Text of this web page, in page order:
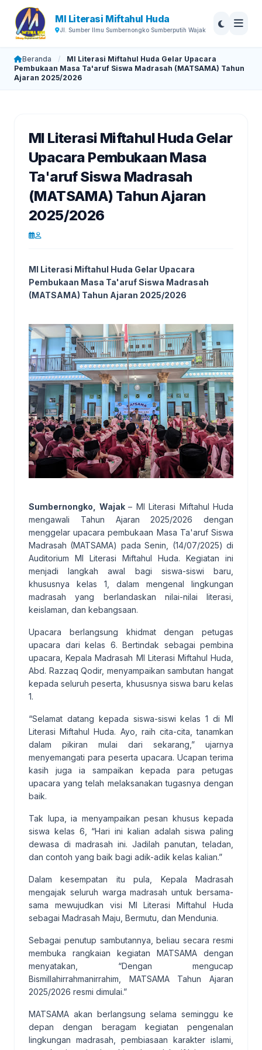
MI Literasi Miftahul Huda
Jl. Sumber Ilmu Sumbernongko Sumberputih Wajak
Beranda /
MI Literasi Miftahul Huda Gelar Upacara
Pembukaan Masa Ta'aruf Siswa Madrasah (MATSAMA) Tahun
Ajaran 2025/2026
MI Literasi Miftahul Huda Gelar
Upacara Pembukaan Masa
Ta'aruf Siswa Madrasah
(MATSAMA) Tahun Ajaran
2025/2026
MI Literasi Miftahul Huda Gelar Upacara
Pembukaan Masa Ta'aruf Siswa Madrasah
(MATSAMA) Tahun Ajaran 2025/2026
Sumbernongko, Wajak – MI Literasi Miftahul Huda
mengawali Tahun Ajaran 2025/2026 dengan
menggelar upacara pembukaan Masa Ta'aruf Siswa
Madrasah (MATSAMA) pada Senin, (14/07/2025) di
Auditorium MI Literasi Miftahul Huda. Kegiatan ini
menjadi langkah awal bagi siswa-siswi baru,
khususnya kelas 1, dalam mengenal lingkungan
madrasah yang berlandaskan nilai-nilai literasi,
keislaman, dan kebangsaan.
Upacara berlangsung khidmat dengan petugas
upacara dari kelas 6. Bertindak sebagai pembina
upacara, Kepala Madrasah MI Literasi Miftahul Huda,
Abd. Razzaq Qodir, menyampaikan sambutan hangat
kepada seluruh peserta, khususnya siswa baru kelas
1.
“Selamat datang kepada siswa-siswi kelas 1 di MI
Literasi Miftahul Huda. Ayo, raih cita-cita, tanamkan
dalam pikiran mulai dari sekarang,” ujarnya
menyemangati para peserta upacara. Ucapan terima
kasih juga ia sampaikan kepada para petugas
upacara yang telah melaksanakan tugasnya dengan
baik.
Tak lupa, ia menyampaikan pesan khusus kepada
siswa kelas 6, “Hari ini kalian adalah siswa paling
dewasa di madrasah ini. Jadilah panutan, teladan,
dan contoh yang baik bagi adik-adik kelas kalian.”
Dalam kesempatan itu pula, Kepala Madrasah
mengajak seluruh warga madrasah untuk bersama-
sama mewujudkan visi MI Literasi Miftahul Huda
sebagai Madrasah Maju, Bermutu, dan Mendunia.
Sebagai penutup sambutannya, beliau secara resmi
membuka rangkaian kegiatan MATSAMA dengan
menyatakan, “Dengan mengucap
Bismillahirrahmanirrahim, MATSAMA Tahun Ajaran
2025/2026 resmi dimulai.”
MATSAMA akan berlangsung selama seminggu ke
depan dengan beragam kegiatan pengenalan
lingkungan madrasah, pembiasaan karakter islami,